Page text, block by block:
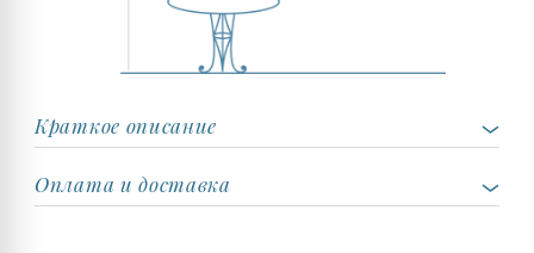
Краткое описание
Оплата и доставка